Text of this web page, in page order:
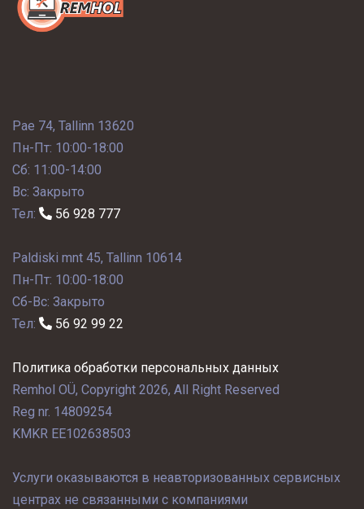
Pae 74, Tallinn 13620
Пн-Пт: 10:00-18:00
Сб: 11:00-14:00
Вс: Закрыто
Тел:
56 928 777
Paldiski mnt 45, Tallinn 10614
Пн-Пт: 10:00-18:00
Сб-Вс: Закрыто
Тел:
56 92 99 22
Политика обработки персональных данных
Remhol OÜ, Copyright 2026, All Right Reserved
Reg nr. 14809254
KMKR EE102638503
Услуги оказываются в неавторизованных сервисных
центрах не связанными с компаниями